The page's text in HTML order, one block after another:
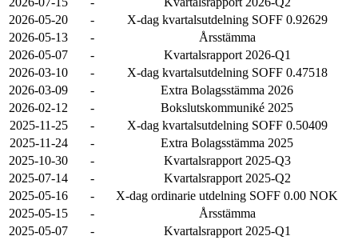
2026-05-20
-
X-dag kvartalsutdelning SOFF 0.92629
2026-05-13
-
Årsstämma
2026-05-07
-
Kvartalsrapport 2026-Q1
2026-03-10
-
X-dag kvartalsutdelning SOFF 0.47518
2026-03-09
-
Extra Bolagsstämma 2026
2026-02-12
-
Bokslutskommuniké 2025
2025-11-25
-
X-dag kvartalsutdelning SOFF 0.50409
2025-11-24
-
Extra Bolagsstämma 2025
2025-10-30
-
Kvartalsrapport 2025-Q3
2025-07-14
-
Kvartalsrapport 2025-Q2
2025-05-16
-
X-dag ordinarie utdelning SOFF 0.00 NOK
2025-05-15
-
Årsstämma
2025-05-07
-
Kvartalsrapport 2025-Q1